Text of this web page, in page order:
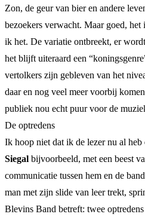
Zon, de geur van bier en andere
bezoekers verwacht. Maar goed,
ik het. De variatie ontbreekt, er
het blijft uiteraard een
vertolkers zijn gebleven van het
daar en nog veel meer voorbij
publiek nou echt puur voor de
De optredens
Ik hoop niet dat ik de lezer nu al
Siegal bijvoorbeeld, met een beest
communicatie tussen hem en de
man met zijn slide van leer trekt,
Blevins Band betreft: twee